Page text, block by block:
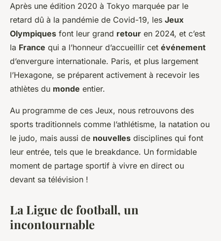
Après une édition 2020 à Tokyo marquée par le
retard dû à la pandémie de Covid-19, les Jeux
Olympiques font leur grand retour en 2024, et c’est
la France qui a l’honneur d’accueillir cet événement
d’envergure internationale. Paris, et plus largement
l’Hexagone, se préparent activement à recevoir les
athlètes du monde entier.
Au programme de ces Jeux, nous retrouvons des
sports traditionnels comme l’athlétisme, la natation ou
le judo, mais aussi de nouvelles disciplines qui font
leur entrée, tels que le breakdance. Un formidable
moment de partage sportif à vivre en direct ou
devant sa télévision !
La Ligue de football, un
incontournable